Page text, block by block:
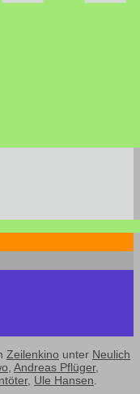
Zeilenkino unter Neulich
, Andreas Pflüger,
, Ule Hansen.